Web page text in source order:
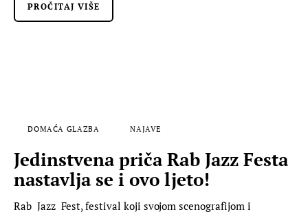
PROČITAJ VIŠE
DOMAĆA GLAZBA NAJAVE
Jedinstvena priča Rab Jazz Festa
nastavlja se i ovo ljeto!
Rab Jazz Fest, festival koji svojom scenografijom i